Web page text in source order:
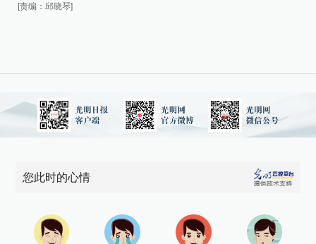
[责编：邱晓琴]
您此时的心情